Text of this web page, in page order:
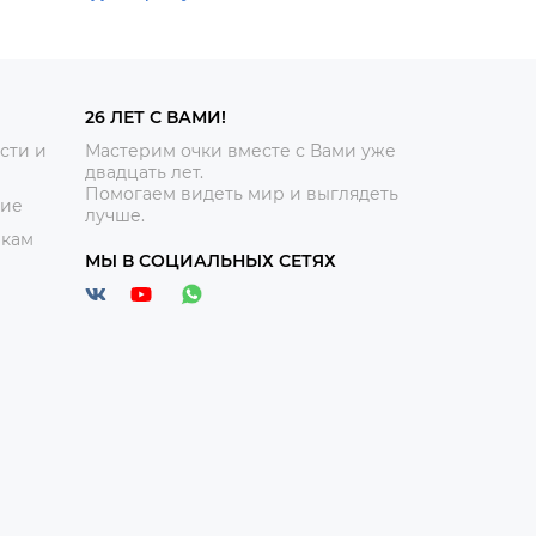
и
26 ЛЕТ С ВАМИ!
Мастерим очки вместе с Вами уже
двадцать лет.
Помогаем видеть мир и выглядеть
лучше.
МЫ В СОЦИАЛЬНЫХ СЕТЯХ